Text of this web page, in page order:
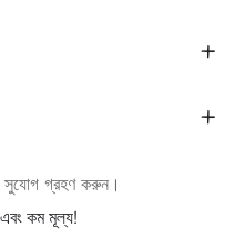
সুযোগ গ্রহণ করুন।
কম মূল্য!